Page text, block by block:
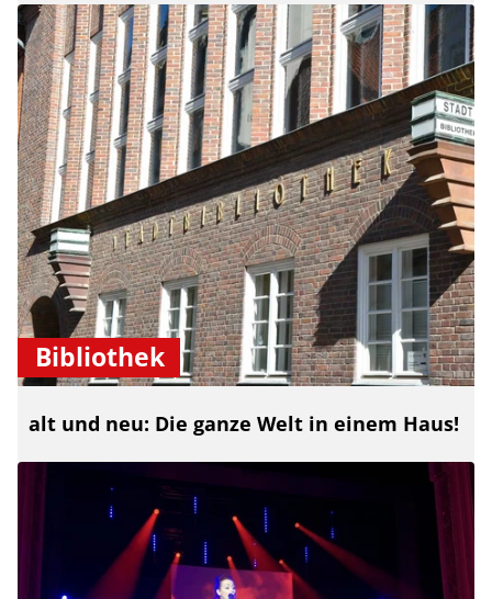
Bibliothek
alt und neu: Die ganze Welt in einem Haus!